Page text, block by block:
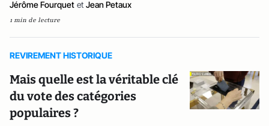
Jérôme Fourquet et Jean Petaux
1 min de lecture
REVIREMENT HISTORIQUE
Mais quelle est la véritable clé
du vote des catégories
populaires ?